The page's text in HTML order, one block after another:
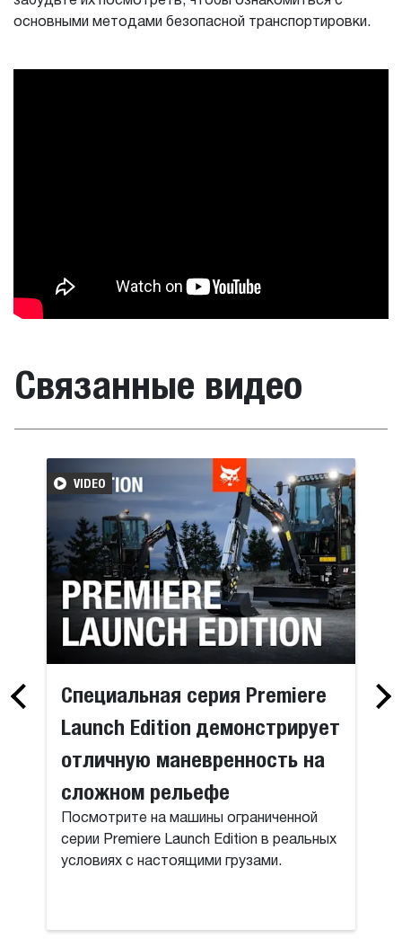
основными методами безопасной транспортировки.
Связанные видео
VIDEO
Специальная серия Premiere
Launch Edition демонстрирует
отличную маневренность на
сложном рельефе
Посмотрите на машины ограниченной
серии Premiere Launch Edition в реальных
условиях с настоящими грузами.